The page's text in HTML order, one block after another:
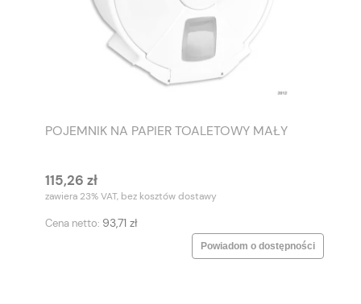
POJEMNIK NA PAPIER TOALETOWY MAŁY
115,26 zł
zawiera 23% VAT, bez kosztów dostawy
Cena netto: 93,71 zł
Powiadom o dostępności